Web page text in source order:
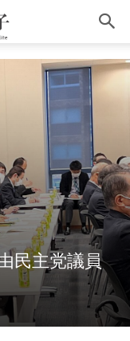
民主党議員